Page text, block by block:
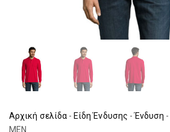
Αρχική σελίδα - Είδη Ένδυσης - Ένδυση -
MEN